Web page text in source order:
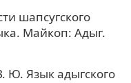
шапсугского
Майкоп: Адыг.
Ю. Язык адыгского